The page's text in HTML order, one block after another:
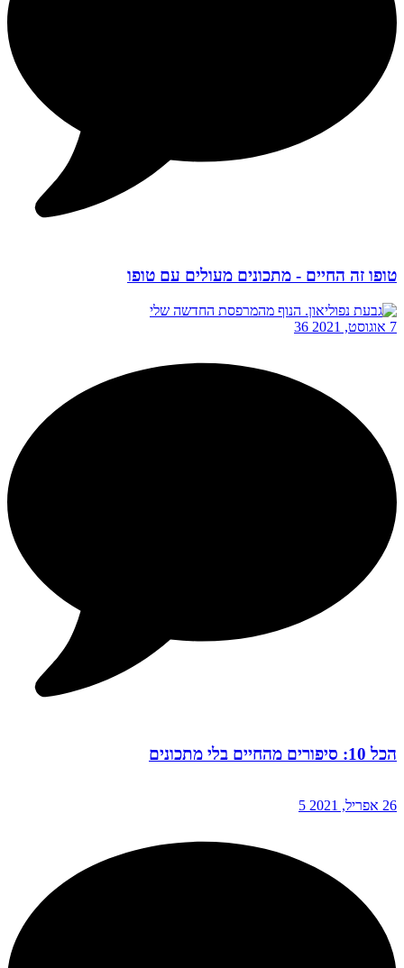
טופו זה החיים - מתכונים מעולים עם טופו
7 אוגוסט, 2021 36
הכל 10: סיפורים מהחיים בלי מתכונים
26 אפריל, 2021 5